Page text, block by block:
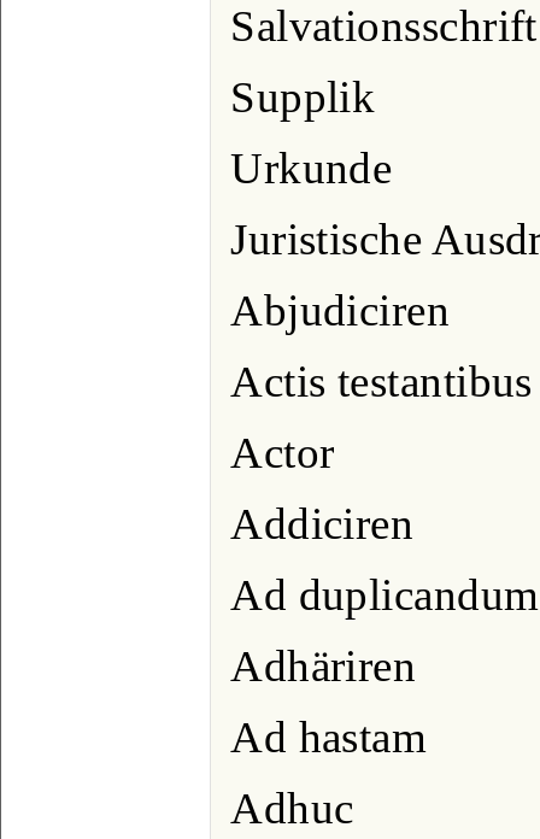
Salvationsschrift
Supplik
Urkunde
Juristische
Abjudiciren
Actis testantibus
Actor
Addiciren
Ad duplicandum
Adhäriren
Ad hastam
Adhuc